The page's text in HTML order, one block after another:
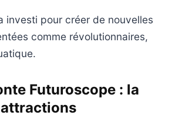
investi pour créer de nouvelles
comme révolutionnaires,
Futuroscope : la